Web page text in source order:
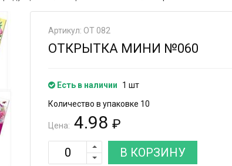
Артикул: ОТ 082
ОТКРЫТКА МИНИ №060
Есть в наличии
1 шт
Количество в упаковке 10
Цена: 4.98 ₽
В КОРЗИНУ